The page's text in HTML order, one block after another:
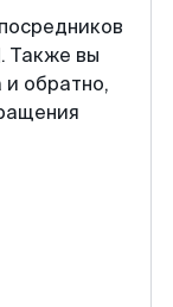
Также вы
обратно,